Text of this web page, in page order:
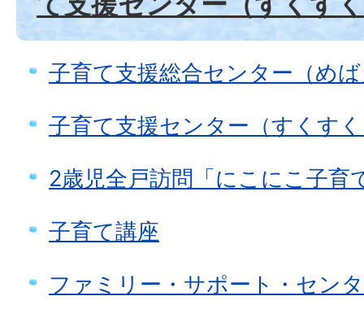
子育て支援総合センター（め
子育て支援センター（すくす
2歳児全戸訪問「にこにこ子育
子育て講座
ファミリー・サポート・セン